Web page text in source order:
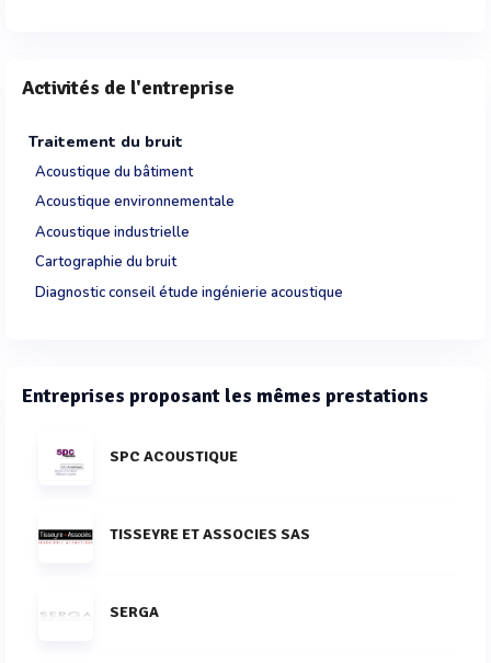
Activités de l'entreprise
Traitement du bruit
Acoustique du bâtiment
Acoustique environnementale
Acoustique industrielle
Cartographie du bruit
Diagnostic conseil étude ingénierie acoustique
Entreprises proposant les mêmes prestations
SPC ACOUSTIQUE
TISSEYRE ET ASSOCIES SAS
SERGA